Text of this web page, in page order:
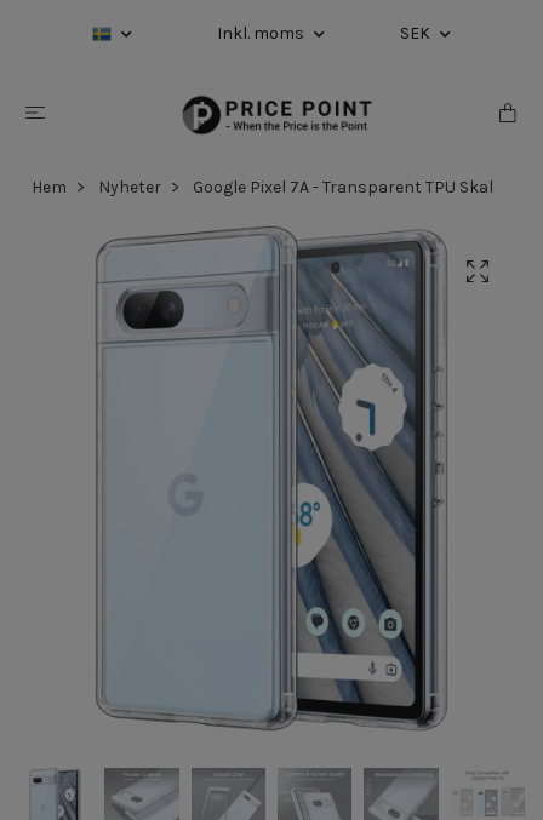
Inkl. moms SEK
Hem Nyheter Google Pixel 7A - Transparent TPU Skal